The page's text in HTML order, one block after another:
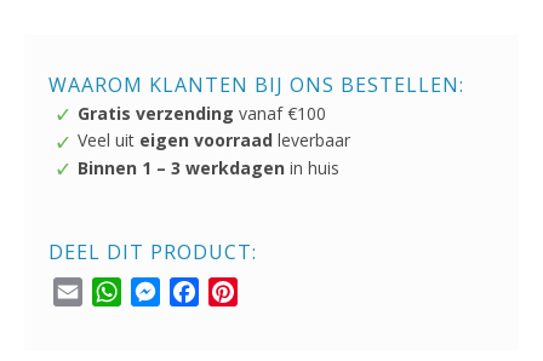
42cm
aantal
WAAROM KLANTEN BIJ ONS BESTELLEN:
Gratis verzending vanaf €100
Veel uit eigen voorraad leverbaar
Binnen 1 – 3 werkdagen in huis
DEEL DIT PRODUCT:
Email
WhatsApp
Messenger
Facebook